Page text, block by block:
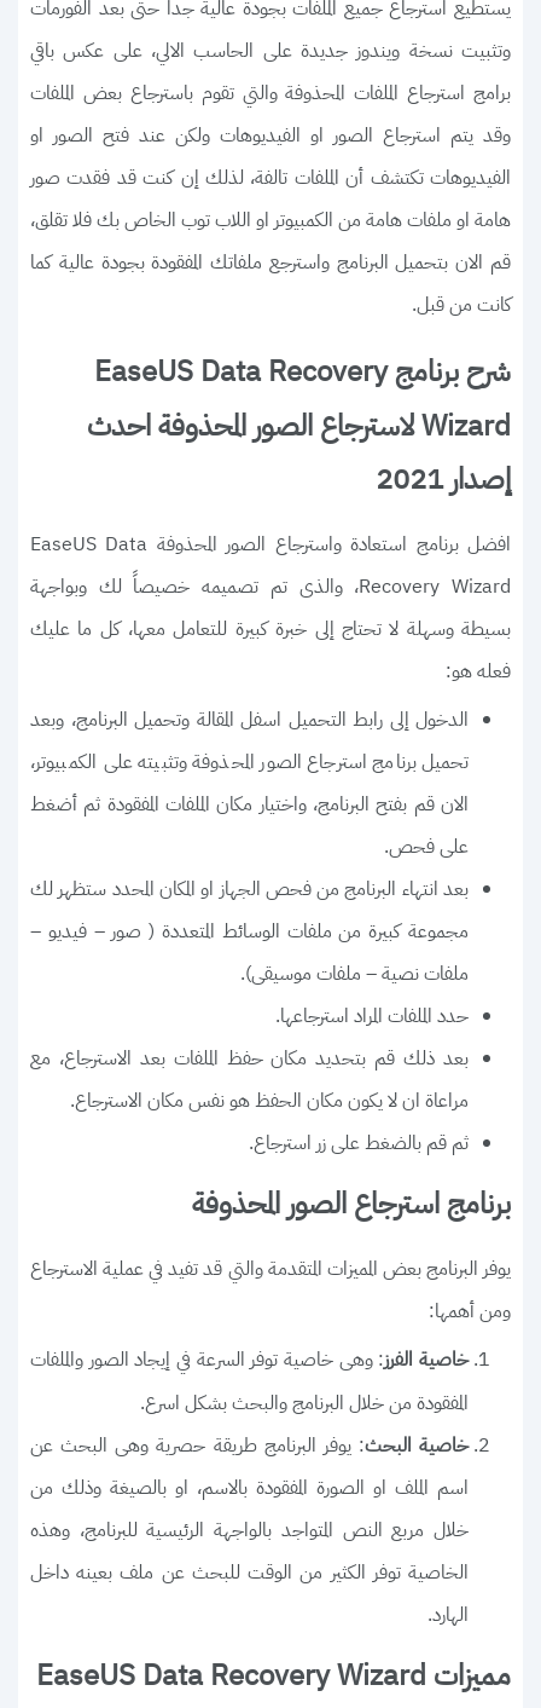
يستطيع استرجاع جميع الملفات بجودة عالية جدا حتى بعد الفورمات
وتثبيت نسخة ويندوز جديدة على الحاسب الالي، على عكس باقي
برامج استرجاع الملفات المحذوفة والتي تقوم باسترجاع بعض الملفات
وقد يتم استرجاع الصور او الفيديوهات ولكن عند فتح الصور او
الفيديوهات تكتشف أن الملفات تالفة، لذلك إن كنت قد فقدت صور
هامة او ملفات هامة من الكمبيوتر او اللاب توب الخاص بك فلا تقلق،
قم الان بتحميل البرنامج واسترجع ملفاتك المفقودة بجودة عالية كما
كانت من قبل.
شرح برنامج EaseUS Data Recovery
Wizard لاسترجاع الصور المحذوفة احدث
إصدار 2021
افضل برنامج استعادة واسترجاع الصور المحذوفة EaseUS Data
Recovery Wizard، والذى تم تصميمه خصيصاً لك وبواجهة
بسيطة وسهلة لا تحتاج إلى خبرة كبيرة للتعامل معها، كل ما عليك
فعله هو:
الدخول إلى رابط التحميل اسفل المقالة وتحميل البرنامج، وبعد
تحميل برنامج استرجاع الصور المحذوفة وتثبيته على الكمبيوتر،
الان قم بفتح البرنامج، واختيار مكان الملفات المفقودة ثم أضغط
على فحص.
بعد انتهاء البرنامج من فحص الجهاز او المكان المحدد ستظهر لك
مجموعة كبيرة من ملفات الوسائط المتعددة ( صور – فيديو –
ملفات نصية – ملفات موسيقى).
حدد الملفات المراد استرجاعها.
بعد ذلك قم بتحديد مكان حفظ الملفات بعد الاسترجاع، مع
مراعاة ان لا يكون مكان الحفظ هو نفس مكان الاسترجاع.
ثم قم بالضغط على زر استرجاع.
برنامج استرجاع الصور المحذوفة
يوفر البرنامج بعض المميزات المتقدمة والتي قد تفيد في عملية الاسترجاع
ومن أهمها:
خاصية الفرز: وهى خاصية توفر السرعة في إيجاد الصور والملفات
المفقودة من خلال البرنامج والبحث بشكل اسرع.
خاصية البحث: يوفر البرنامج طريقة حصرية وهى البحث عن
اسم الملف او الصورة المفقودة بالاسم، او بالصيغة وذلك من
خلال مربع النص المتواجد بالواجهة الرئيسية للبرنامج، وهذه
الخاصية توفر الكثير من الوقت للبحث عن ملف بعينه داخل
الهارد.
مميزات EaseUS Data Recovery Wizard